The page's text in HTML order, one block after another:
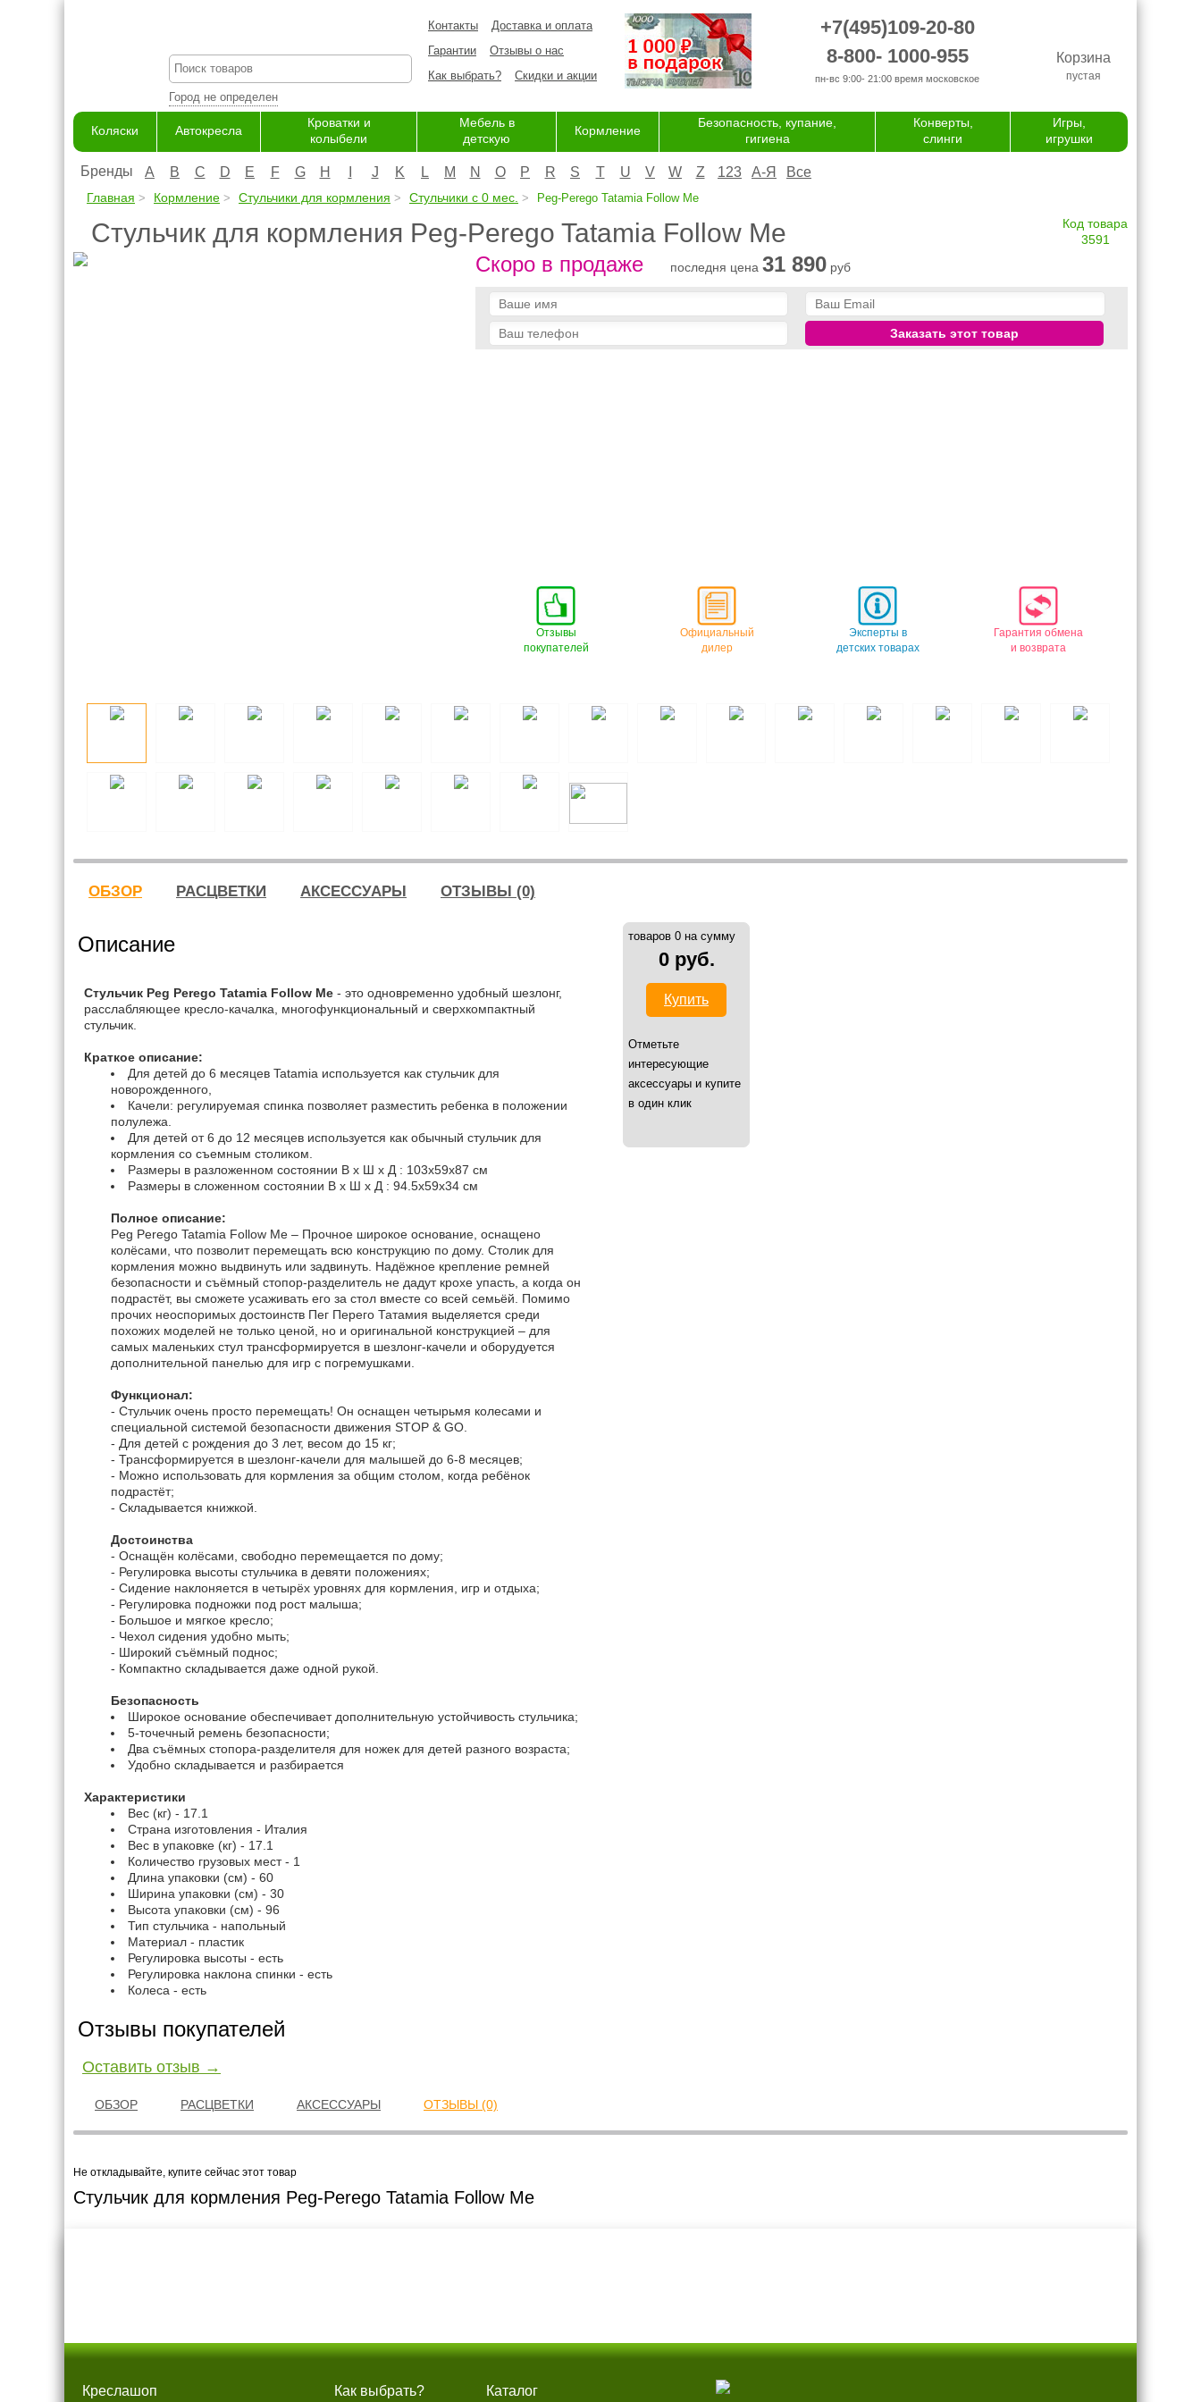
Город не определен
Контакты
Доставка и оплата
Гарантии
Отзывы о нас
Как выбрать?
Скидки и акции
+7(495)109-20-80
8-800- 1000-955
пн-вс 9:00- 21:00 время московское
Корзина
пустая
Коляски Автокресла
Кроватки и
колыбели
Мебель в
детскую
Кормление
Безопасность, купание,
гигиена
Конверты,
слинги
Игры,
игрушки
Бренды A B C D E F G H J K L M N O P R S T U V W Z 123 А-Я Все
Главная Кормление Стульчики для кормления Стульчики с 0 мес. Peg-Perego Tatamia Follow Me
Стульчик для кopмлeния Peg-Perego Tatamia Follow Me
Код товара
3591
Скоро в продаже последня цена 31 890 руб
Заказать этот товар
Отзывы
покупателей
Официальный
дилер
Эксперты в
детских товарах
Гарантия обмена
и возврата
ОБЗОР РАСЦВЕТКИ АКСЕССУАРЫ ОТЗЫВЫ (0)
Описание
Стульчик Peg Perego Tatamia Follow Me - это одновременно удобный шезлонг,
расслабляющее кресло-качалка, многофункциональный и сверхкомпактный
стульчик.
Краткое описание:
Для детей до 6 месяцев Tatamia используется как стульчик для
новорожденного,
Качели: регулируемая спинка позволяет разместить ребенка в положении
полулежа.
Для детей от 6 до 12 месяцев используется как обычный стульчик для
кормления со съемным столиком.
Размеры в разложенном состоянии В х Ш х Д : 103x59x87 см
Размеры в сложенном состоянии В х Ш х Д : 94.5x59x34 см
Полное описание:
Peg Perego Tatamia Follow Me – Прочное широкое основание, оснащено
колёсами, что позволит перемещать всю конструкцию по дому. Столик для
кормления можно выдвинуть или задвинуть. Надёжное крепление ремней
безопасности и съёмный стопор-разделитель не дадут крохе упасть, а когда он
подрастёт, вы сможете усаживать его за стол вместе со всей семьёй. Помимо
прочих неоспоримых достоинств Пег Перего Татамия выделяется среди
похожих моделей не только ценой, но и оригинальной конструкцией – для
самых маленьких стул трансформируется в шезлонг-качели и оборудуется
дополнительной панелью для игр с погремушками.
Функционал:
- Стульчик очень просто перемещать! Он оснащен четырьмя колесами и
специальной системой безопасности движения STOP & GO.
- Для детей с рождения до 3 лет, весом до 15 кг;
- Трансформируется в шезлонг-качели для малышей до 6-8 месяцев;
- Можно использовать для кормления за общим столом, когда ребёнок
подрастёт;
- Складывается книжкой.
Достоинства
- Оснащён колёсами, свободно перемещается по дому;
- Регулировка высоты стульчика в девяти положениях;
- Сидение наклоняется в четырёх уровнях для кормления, игр и отдыха;
- Регулировка подножки под рост малыша;
- Большое и мягкое кресло;
- Чехол сидения удобно мыть;
- Широкий съёмный поднос;
- Компактно складывается даже одной рукой.
Безопасность
Широкое основание обеспечивает дополнительную устойчивость стульчика;
5-точечный ремень безопасности;
Два съёмных стопора-разделителя для ножек для детей разного возраста;
Удобно складывается и разбирается
Характеристики
Вес (кг) - 17.1
Страна изготовления - Италия
Вес в упаковке (кг) - 17.1
Количество грузовых мест - 1
Длина упаковки (см) - 60
Ширина упаковки (см) - 30
Высота упаковки (см) - 96
Тип стульчика - напольный
Материал - пластик
Регулировка высоты - есть
Регулировка наклона спинки - есть
Колеса - есть
Отзывы покупателей
Оставить отзыв →
товаров 0 на сумму
0 руб.
Купить
Отметьте
интересующие
аксессуары и купите
в один клик
ОБЗОР РАСЦВЕТКИ АКСЕССУАРЫ ОТЗЫВЫ (0)
Не откладывайте, купите сейчас этот товар
Стульчик для кopмлeния Peg-Perego Tatamia Follow Me
Креслашоп Как выбрать? Каталог